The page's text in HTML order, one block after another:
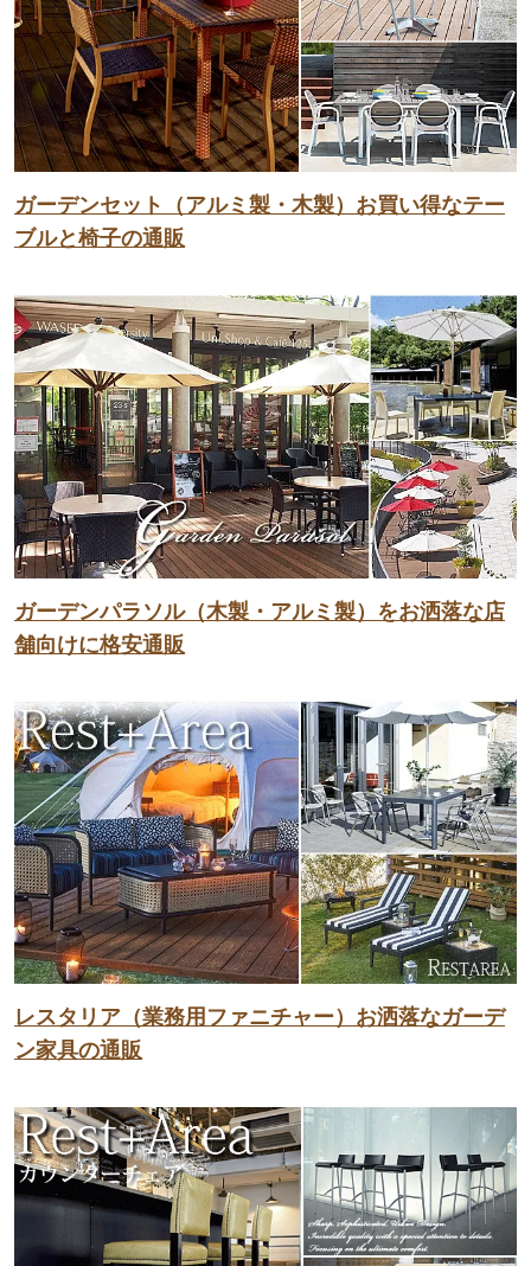
ガーデンセット（アルミ製・木製）お買い得なテー
ブルと椅子の通販
ガーデンパラソル（木製・アルミ製）をお洒落な店
舗向けに格安通販
レスタリア（業務用ファニチャー）お洒落なガーデ
ン家具の通販